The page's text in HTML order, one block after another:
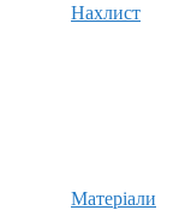
Нахлист
Матеріали